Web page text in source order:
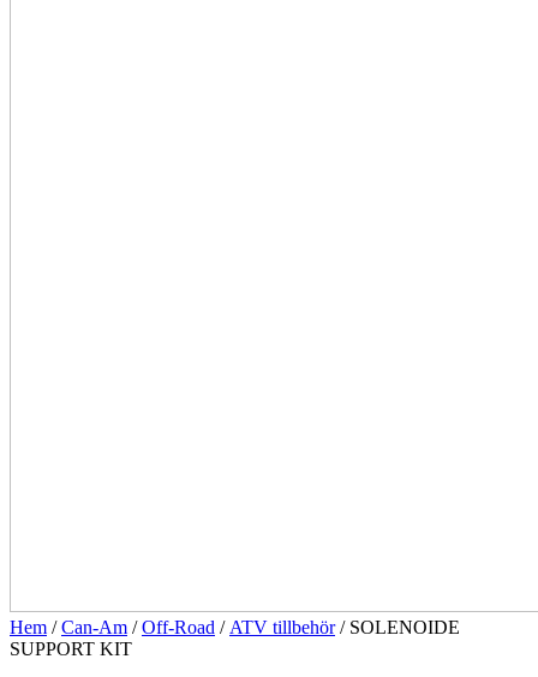
Hem /Can-Am /Off-Road / ATV tillbehör/ SOLENOIDE
SUPPORT KIT